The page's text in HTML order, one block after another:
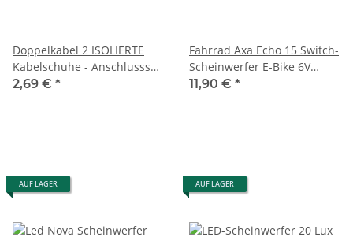
Doppelkabel 2 ISOLIERTE
Kabelschuhe - Anschlussset
für
2,69 € *
Fahrrad Axa Echo 15 Switch-
Scheinwerfer E-Bike 6V
Blister
11,90 € *
AUF LAGER AUF LAGER